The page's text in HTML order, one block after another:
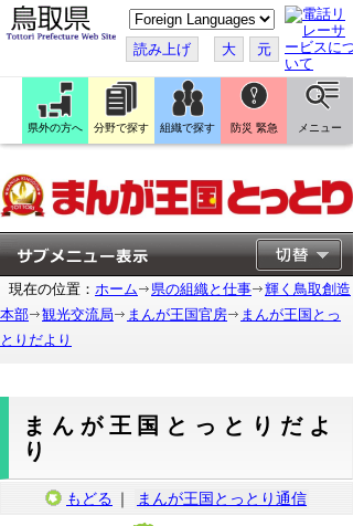
こ
の
ペ
ー
ジ
翻
訳
す
読み上げ 大 元
県外の方へ 分野で探す 組織で探す 防災 緊急 メニュー
現在の位置： ホーム 県の組織と仕事
輝く鳥取創造
本部
観光交流局 まんが王国官房
まんが王国とっ
とりだより
まんが王国とっとりだよ
り
もどる ｜ まんが王国とっとり通信